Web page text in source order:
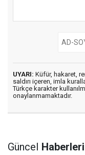
UYARI: Küfür, hakaret,
saldırı içeren, imla
Türkçe karakter
onaylanmamaktadır.
Güncel Haberleri